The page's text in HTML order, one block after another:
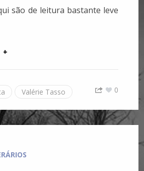
são de leitura bastante leve
Valérie Tasso 0